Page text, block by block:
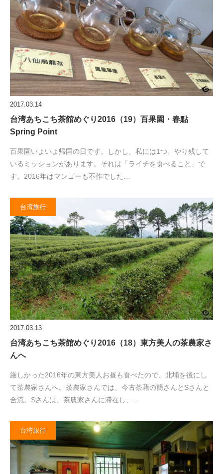
2017.03.14
台湾あちこち茶館めぐり2016（19）百果園・春點
Spring Point
百果園いよいよ帰国の日です。しかし、私には1つ、やり残して
いるミッションがあります。それは「ライチを食べること」で
す。2016年はマンゴーも不作でした…
台湾旅行
2017.03.13
台湾あちこち茶館めぐり2016（18）東方美人の茶農家さ
んへ
厳しかった2016年の東方美人お昼も食べたので、北埔を後にし
て茶農家さんへ。茶農家さんでは、今古茶藉の簡さんとSさんと
合流。Sさんは、茶農家さんに滞在し、…
台湾旅行